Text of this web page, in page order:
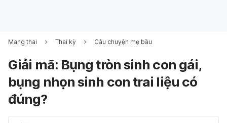
Mang thai Thai kỳ Câu chuyện mẹ bầu
Giải mã: Bụng tròn sinh con gái,
bụng nhọn sinh con trai liệu có
đúng?